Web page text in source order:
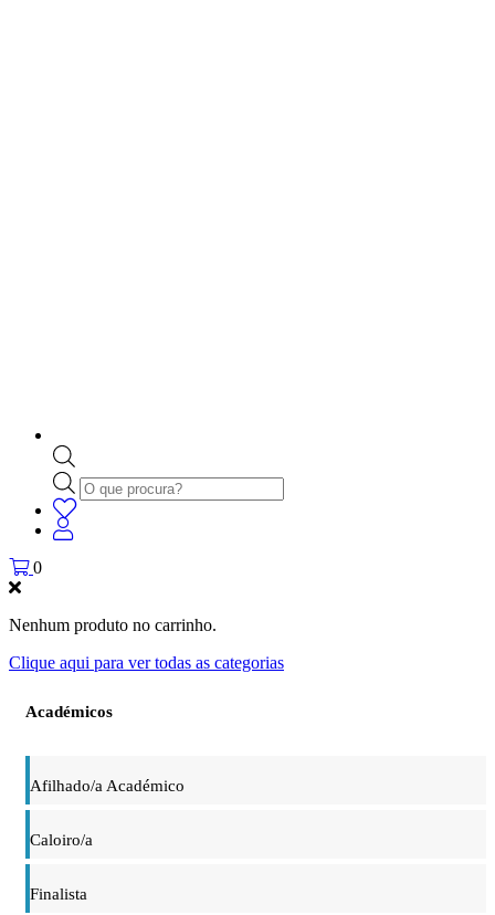
Products
search
0
Nenhum produto no carrinho.
Clique aqui para ver todas as categorias
Académicos
Afilhado/a Académico
Caloiro/a
Finalista